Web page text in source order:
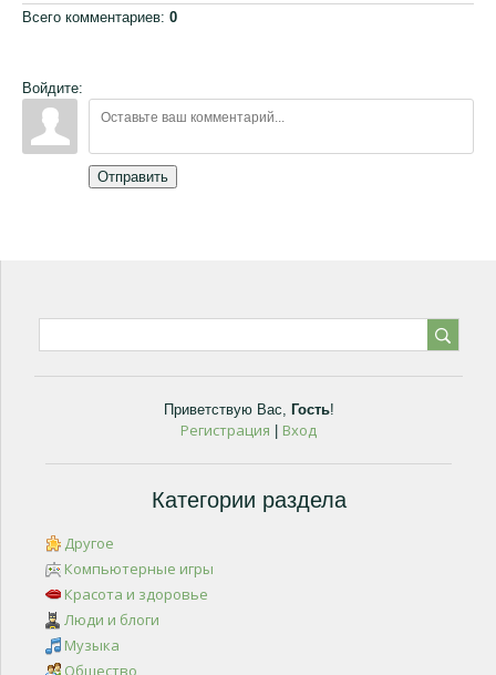
Всего комментариев: 0
Войдите:
Отправить
Приветствую Вас, Гость!
Регистрация Вход
Категории раздела
Другое
Компьютерные игры
Красота и здоровье
Люди и блоги
Музыка
Общество